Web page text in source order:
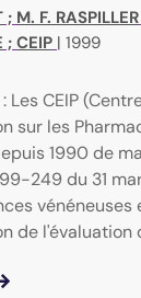
; M. F. RASPILLER
; CEIP | 1999
: Les CEIP
sur les
1990 de
249 du 31
vénéneuses
de l'évaluation